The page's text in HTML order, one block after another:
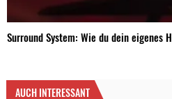
Surround System: Wie du dein eigenes
AUCH INTERESSANT